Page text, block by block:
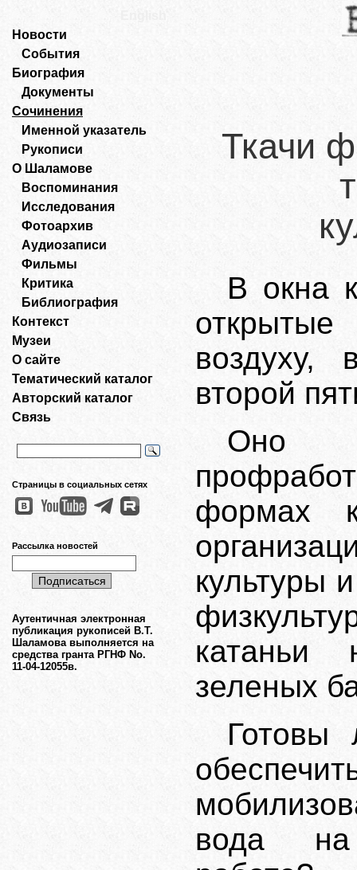
Новости
События
Биография
Документы
Сочинения
Именной указатель
Рукописи
О Шаламове
Воспоминания
Исследования
Фотоархив
Аудиозаписи
Фильмы
Критика
Библиография
Контекст
Музеи
О сайте
Тематический каталог
Авторский каталог
Связь
Страницы в социальных сетях
Рассылка новостей
Аутентичная электронная
публикация рукописей В.Т.
Шаламова выполняется на
средства гранта РГНФ No.
11-04-12055в.
Ткачи
В окна
воздуху,
второй
Оно
формах
культуры
зеленых
Готовы
вода на